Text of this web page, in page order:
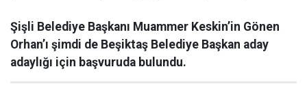
Şişli Belediye Başkanı Muammer Keskin’in Gönen
Orhan’ı şimdi de Beşiktaş Belediye Başkan aday
adaylığı için başvuruda bulundu.